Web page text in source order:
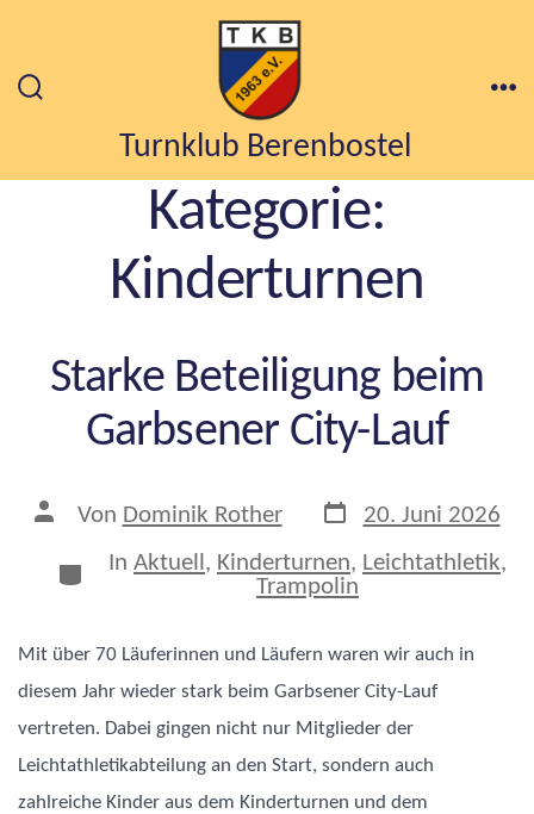
springen
ein-/ausblendenTurnklub Berenbostel
Kategorie:
Kinderturnen
Starke Beteiligung beim
Garbsener City-Lauf
Beitragsautor
Von Dominik Rother 20. Juni 2026
Kategorien
In Aktuell , Kinderturnen, Leichtathletik,
Trampolin
Mit über 70 Läuferinnen und Läufern waren wir auch in
diesem Jahr wieder stark beim Garbsener City-Lauf
vertreten. Dabei gingen nicht nur Mitglieder der
Leichtathletikabteilung an den Start, sondern auch
zahlreiche Kinder aus dem Kinderturnen und dem